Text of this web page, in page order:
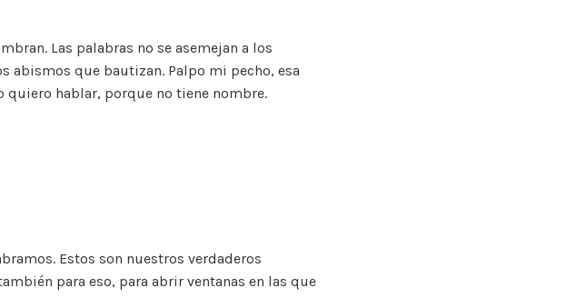
Las palabras no se asemejan a los
abismos que bautizan. Palpo mi pecho, esa
quiero hablar, porque no tiene nombre.
Estos son nuestros verdaderos
para eso, para abrir ventanas en las que